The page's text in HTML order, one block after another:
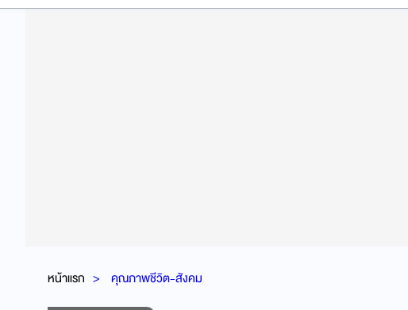
หน้าแรก คุณภาพชีวิต-สังคม